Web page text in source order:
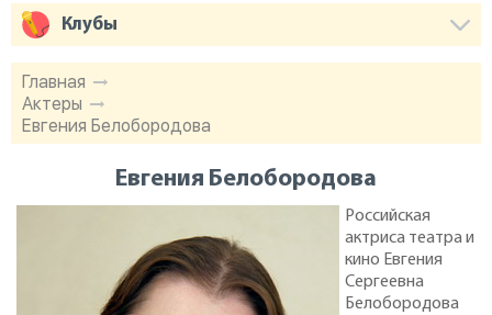
Главная
Актеры
Евгения Белобородова
Евгения Белобородова
Российская
актриса театра и
кино Евгения
Сергеевна
Белобородова
Клубы